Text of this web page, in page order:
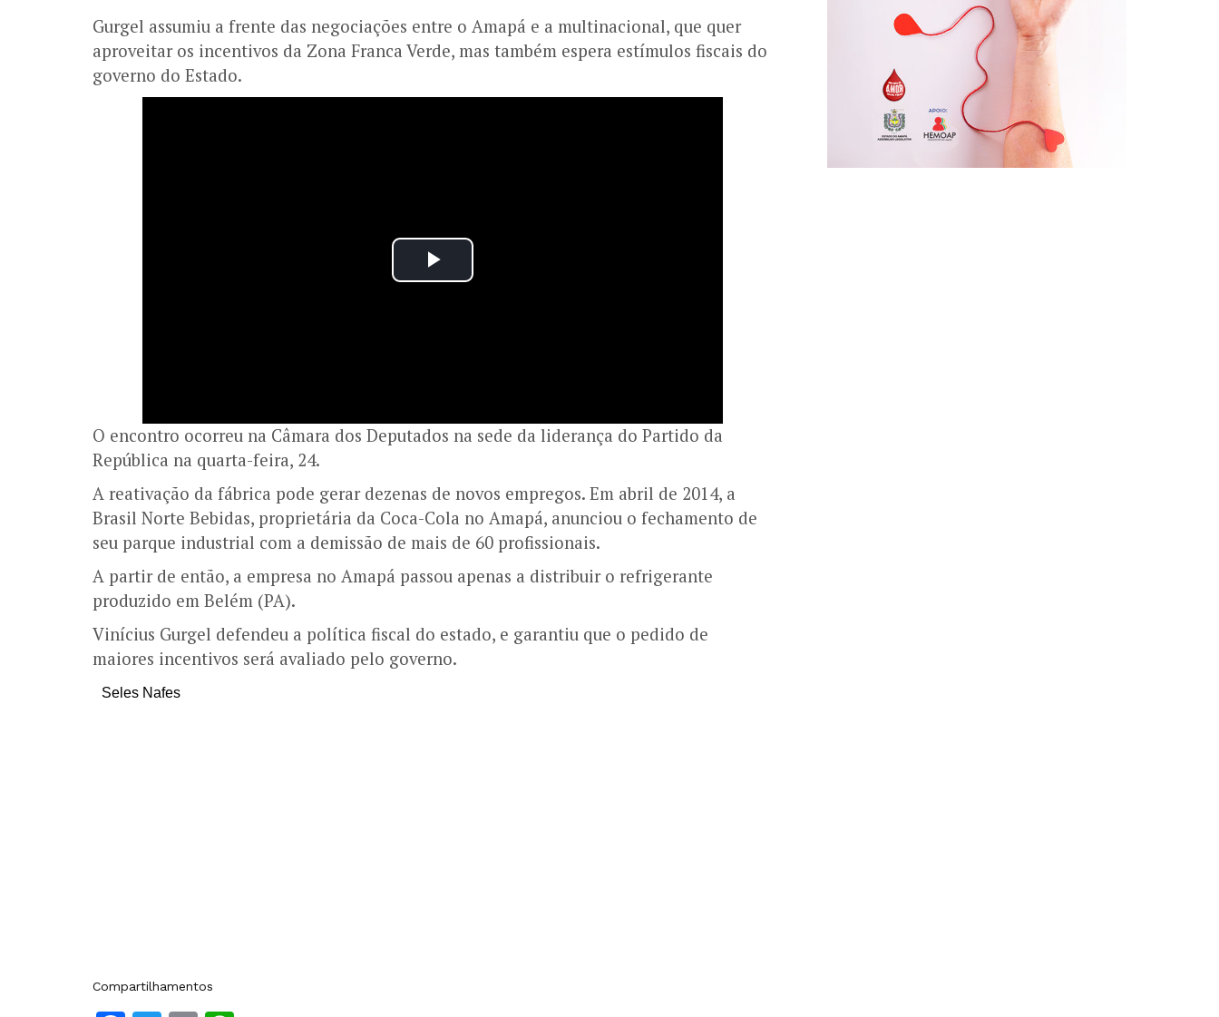
Gurgel assumiu a frente das negociações entre o Amapá e a multinacional, que quer
aproveitar os incentivos da Zona Franca Verde, mas também espera estímulos fiscais do
governo do Estado.
O encontro ocorreu na Câmara dos Deputados na sede da liderança do Partido da
República na quarta-feira, 24.
A reativação da fábrica pode gerar dezenas de novos empregos. Em abril de 2014, a
Brasil Norte Bebidas, proprietária da Coca-Cola no Amapá, anunciou o fechamento de
seu parque industrial com a demissão de mais de 60 profissionais.
A partir de então, a empresa no Amapá passou apenas a distribuir o refrigerante
produzido em Belém (PA).
Vinícius Gurgel defendeu a política fiscal do estado, e garantiu que o pedido de
maiores incentivos será avaliado pelo governo.
Seles Nafes
Compartilhamentos